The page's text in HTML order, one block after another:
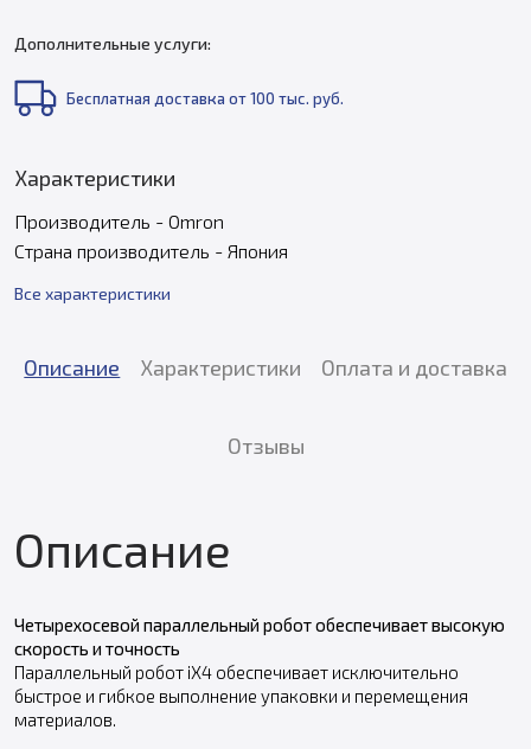
Дополнительные услуги:
Бесплатная доставка от 100 тыс. руб.
Характеристики
Производитель - Omron
Страна производитель - Япония
Все характеристики
Описание Характеристики Оплата и доставка
Отзывы
Описание
Четырехосевой параллельный робот обеспечивает высокую
скорость и точность
Параллельный робот iX4 обеспечивает исключительно
быстрое и гибкое выполнение упаковки и перемещения
материалов.